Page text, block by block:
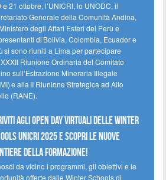
e 21 ottobre, l’UNICRI, lo UNODC, il
Generale della Comunità Andina,
degli Affari Esteri del Perù e
di Bolivia, Colombia, Ecuador e
si sono riuniti a Lima per partecipare
Riunione Ordinaria del Comitato
sull’Estrazione Mineraria Illegale
e alla II Riunione Strategica ad Alto
(RANE).
agli Open Day Virtuali delle Winter
UNICRI 2025 e scopri le nuove
della formazione!
da vicino i programmi, gli obiettivi e le
offerte dalle Winter Schools di